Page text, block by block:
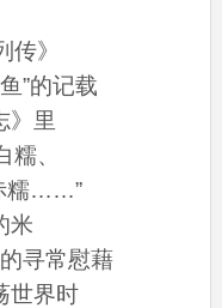
传》
”的记载
》里
糯、
糯……”
米
寻常慰藉
世界时